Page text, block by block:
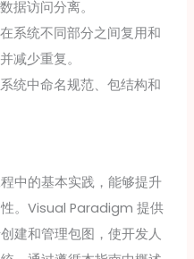
据访问分离。
系统不同部分之间复用和
减少重复。
统中命名规范、包结构和
中的基本实践，能够提升
。Visual Paradigm 提供
建和管理包图，使开发人